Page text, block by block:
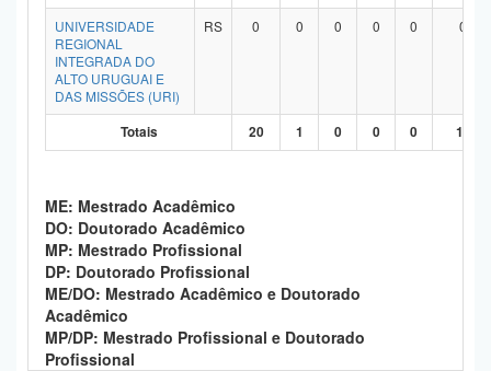
UNIVERSIDADE
REGIONAL
INTEGRADA DO
ALTO URUGUAI E
DAS MISSÕES (URI)
RS 0 0 0 0 0 0
Totais 20 1 0 0 0 19
ME: Mestrado Acadêmico
DO: Doutorado Acadêmico
MP: Mestrado Profissional
DP: Doutorado Profissional
ME/DO: Mestrado Acadêmico e Doutorado
Acadêmico
MP/DP: Mestrado Profissional e Doutorado
Profissional